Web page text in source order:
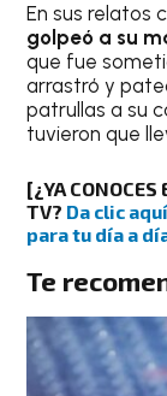
En sus relatos
golpeó a su
que fue
arrastró y
patrullas a su
tuvieron que
[¿YA CONOCES
TV? Da clic
para tu día a
Te